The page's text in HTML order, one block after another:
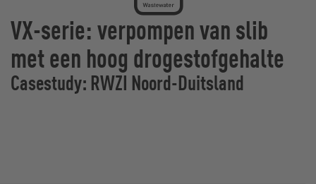
VX-serie: verpompen van slib
met een hoog drogestofgehalte
Casestudy: RWZI Noord-Duitsland